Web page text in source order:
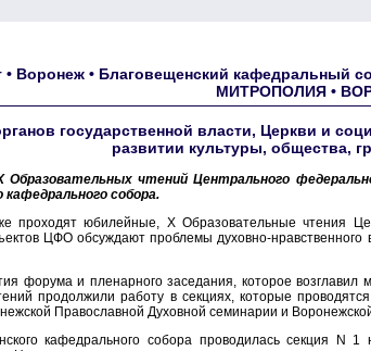
• Воронеж • Благовещенский
МИТРОПОЛИЯ •
государственной власти, Церкви и
развитии культуры, общества,
чтений Центрального
кафедрального собора.
проходят юбилейные, Х Образовательные чтения
ЦФО обсуждают проблемы духовно-нравственного
форума и пленарного заседания, которое возглавил
продолжили работу в секциях, которые
Православной Духовной семинарии и
кафедрального собора проводилась секция N 1